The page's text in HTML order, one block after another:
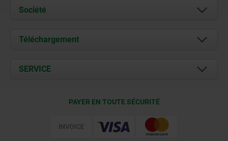
Société
À propos de nous
Contact
Téléchargement
Documents
SERVICE
PAYER EN TOUTE SÉCURITÉ